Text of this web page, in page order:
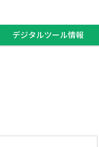
デジタルツール情報